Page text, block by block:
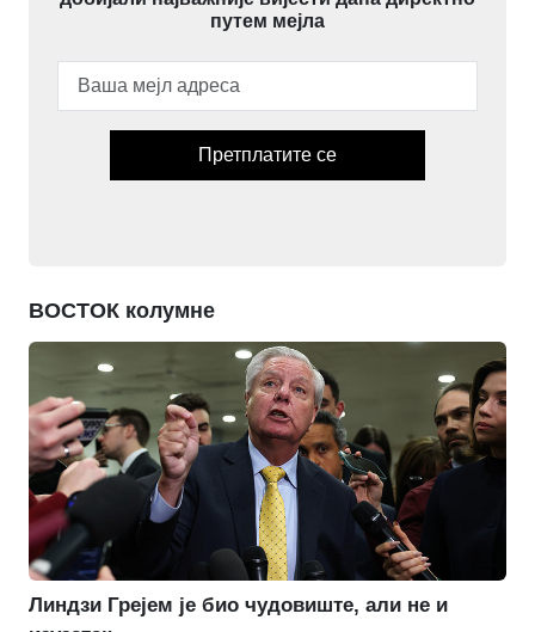
путем мејла
Претплатите се
ВОСТОК колумне
Линдзи Грејем је био чудовиште, али не и